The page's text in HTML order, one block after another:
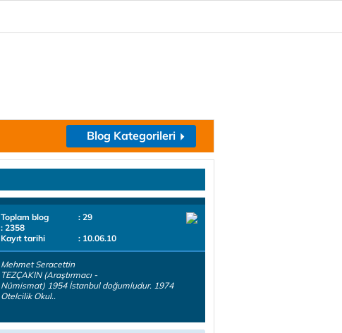
Blog Kategorileri
Toplam blog
: 29
: 2358
Kayıt tarihi
: 10.06.10
Mehmet Seracettin
TEZÇAKIN (Araştırmacı -
Nümismat) 1954 İstanbul doğumludur. 1974
Otelcilik Okul..